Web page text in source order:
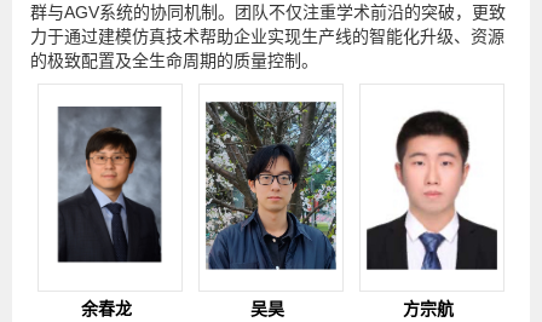
群与AGV系统的协同机制。团队不仅注重学术前沿的突破，更致
力于通过建模仿真技术帮助企业实现生产线的智能化升级、资源
的极致配置及全生命周期的质量控制。
余春龙 吴昊 方宗航